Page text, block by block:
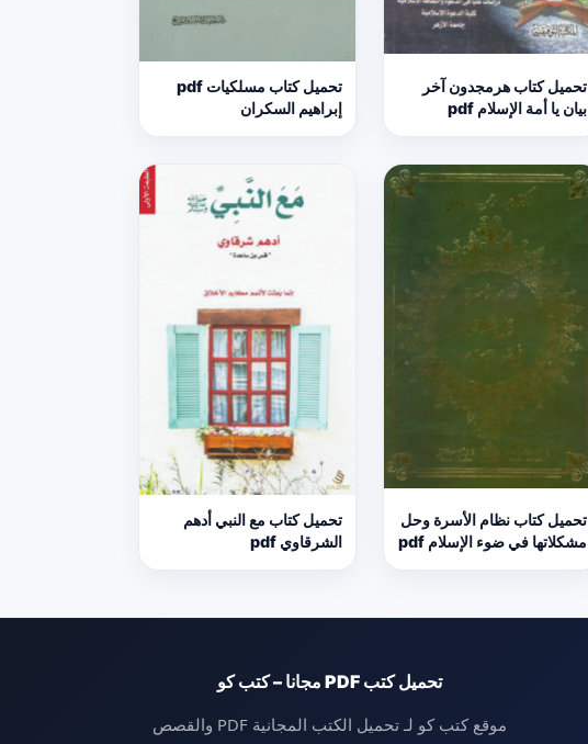
تحميل كتاب هرمجدون آخر
بيان يا أمة الإسلام pdf
تحميل كتاب مسلكيات pdf
إبراهيم السكران
تحميل كتاب نظام الأسرة وحل
مشكلاتها في ضوء الإسلام pdf
تحميل كتاب مع النبي أدهم
الشرقاوي pdf
تحميل كتب PDF مجانا – كتب كو
موقع كتب كو لـ تحميل الكتب المجانية PDF والقصص